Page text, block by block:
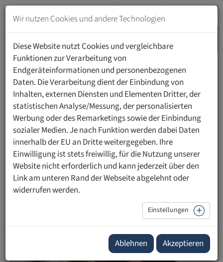
Zum
Inhalt
springen
Navigation
springen
HOME PERSONEN
Univ.-Prof. Dr. Marion Albers
Kontakt
https://www.ufl.li/personen/univ-prof-dr-marion-albers
Wir nutzen Cookies und andere Technologien
Diese Website nutzt Cookies und vergleichbare
Funktionen zur Verarbeitung von
Endgeräteinformationen und personenbezogenen
Daten. Die Verarbeitung dient der Einbindung von
Inhalten, externen Diensten und Elementen Dritter, der
statistischen Analyse/Messung, der personalisierten
Werbung oder des Remarketings sowie der Einbindung
sozialer Medien. Je nach Funktion werden dabei Daten
innerhalb der EU an Dritte weitergegeben. Ihre
Einwilligung ist stets freiwillig, für die Nutzung unserer
Website nicht erforderlich und kann jederzeit über den
Link am unteren Rand der Webseite abgelehnt oder
widerrufen werden.
Einstellungen
Ablehnen Akzeptieren